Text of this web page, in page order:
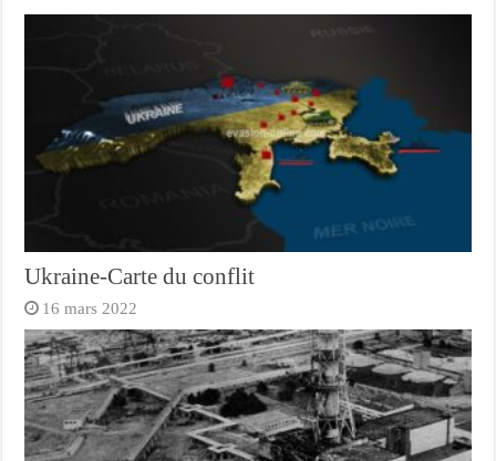
Ukraine-Carte du conflit
16 mars 2022